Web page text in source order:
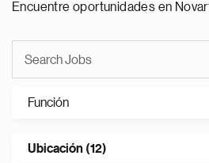
Encuentre oportunidades en
Función
Ubicación (12)